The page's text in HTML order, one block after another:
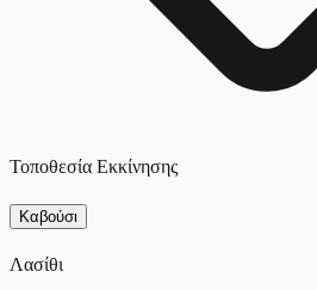
Τοποθεσία Εκκίνησης
Καβούσι
Λασίθι